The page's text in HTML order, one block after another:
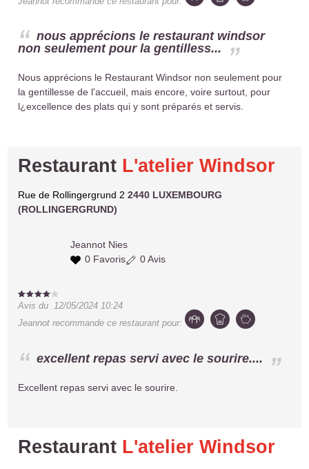
nous apprécions le restaurant windsor
non seulement pour la gentilless...
Nous apprécions le Restaurant Windsor non seulement pour
la gentillesse de l'accueil, mais encore, voire surtout, pour
l¿excellence des plats qui y sont préparés et servis.
Restaurant L'atelier Windsor
Rue de Rollingergrund 22440 LUXEMBOURG
(ROLLINGERGRUND)
Jeannot Nies
0 Favoris
0 Avis
Avis du12/05/2024 10:24
Jeannot recommande ce restaurant pour:
excellent repas servi avec le sourire....
Excellent repas servi avec le sourire.
Restaurant L'atelier Windsor